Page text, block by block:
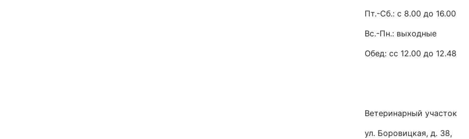
Пт.-Сб.: с 8.00 до 16.00
Вс.-Пн.: выходные
Обед: сс 12.00 до 12.48
Ветеринарный участок
ул. Боровицкая, д. 38,